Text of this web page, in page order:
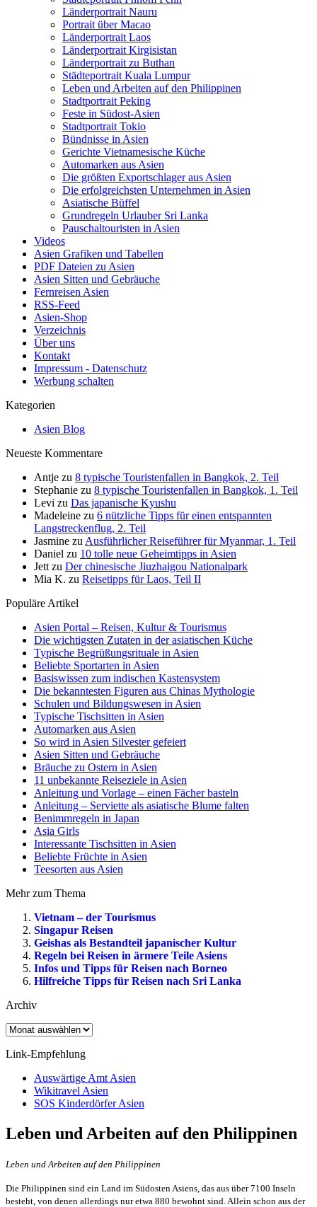
Länderportrait Nauru
Portrait über Macao
Länderportrait Laos
Länderportrait Kirgisistan
Länderportrait zu Buthan
Städteportrait Kuala Lumpur
Leben und Arbeiten auf den Philippinen
Stadtportrait Peking
Feste in Südost-Asien
Stadtportrait Tokio
Bündnisse in Asien
Gerichte Vietnamesische Küche
Automarken aus Asien
Die größten Exportschlager aus Asien
Die erfolgreichsten Unternehmen in Asien
Asiatische Büffel
Grundregeln Urlauber Sri Lanka
Pauschaltouristen in Asien
Videos
Asien Grafiken und Tabellen
PDF Dateien zu Asien
Asien Sitten und Gebräuche
Fernreisen Asien
RSS-Feed
Asien-Shop
Verzeichnis
Über uns
Kontakt
Impressum - Datenschutz
Werbung schalten
Kategorien
Asien Blog
Neueste Kommentare
Antje zu 8 typische Touristenfallen in Bangkok, 2. Teil
Stephanie zu 8 typische Touristenfallen in Bangkok, 1. Teil
Levi zu Das japanische Kyushu
Madeleine zu 6 nützliche Tipps für einen entspannten
Langstreckenflug, 2. Teil
Jasmine zu Ausführlicher Reiseführer für Myanmar, 1. Teil
Daniel zu 10 tolle neue Geheimtipps in Asien
Jett zu Der chinesische Jiuzhaigou Nationalpark
Mia K. zu Reisetipps für Laos, Teil II
Populäre Artikel
Asien Portal – Reisen, Kultur & Tourismus
Die wichtigsten Zutaten in der asiatischen Küche
Typische Begrüßungsrituale in Asien
Beliebte Sportarten in Asien
Basiswissen zum indischen Kastensystem
Die bekanntesten Figuren aus Chinas Mythologie
Schulen und Bildungswesen in Asien
Typische Tischsitten in Asien
Automarken aus Asien
So wird in Asien Silvester gefeiert
Asien Sitten und Gebräuche
Bräuche zu Ostern in Asien
11 unbekannte Reiseziele in Asien
Anleitung und Vorlage – einen Fächer basteln
Anleitung – Serviette als asiatische Blume falten
Benimmregeln in Japan
Asia Girls
Interessante Tischsitten in Asien
Beliebte Früchte in Asien
Teesorten aus Asien
Mehr zum Thema
Vietnam – der Tourismus
Singapur Reisen
Geishas als Bestandteil japanischer Kultur
Regeln bei Reisen in ärmere Teile Asiens
Infos und Tipps für Reisen nach Borneo
Hilfreiche Tipps für Reisen nach Sri Lanka
Archiv
Archiv
Link-Empfehlung
Auswärtige Amt Asien
Wikitravel Asien
SOS Kinderdörfer Asien
Leben und Arbeiten auf den Philippinen
Leben und Arbeiten auf den Philippinen
Die Philippinen sind ein Land im Südosten Asiens, das aus über 7100 Inseln
besteht, von denen allerdings nur etwa 880 bewohnt sind. Allein schon aus der